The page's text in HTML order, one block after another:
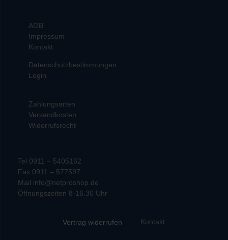
AGB
Impressum
Kontakt
Datenschutzbestimmungen
Login
Zahlungsarten
Versandkosten
Widerrufsrecht
Tel 0911 – 5405162
Fax 0911 – 577597
Mail info@netproshop.de
Öffnungszeiten 8-16.30 Uhr
Vertrag widerrufen Kontakt